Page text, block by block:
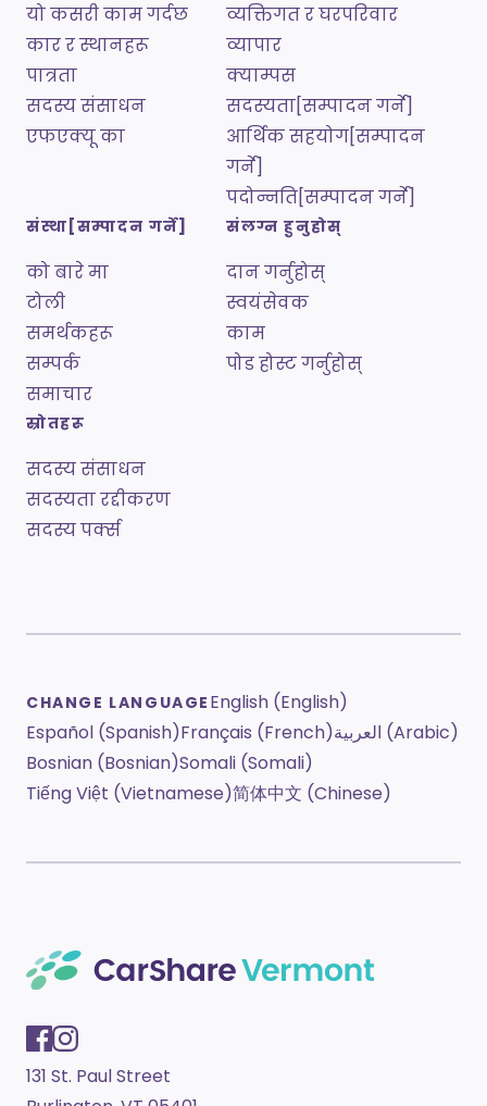
यो कसरी काम गर्दछ
कार र स्थानहरू
पात्रता
सदस्य संसाधन
एफएक्यू का
व्यक्तिगत र घरपरिवार
व्यापार
क्याम्पस
सदस्यता[सम्पादन गर्ने]
आर्थिक सहयोग[सम्पादन
गर्ने]
पदोन्नति[सम्पादन गर्ने]
संस्था[सम्पादन गर्ने]
को बारे मा
टोली
समर्थकहरू
सम्पर्क
समाचार
संलग्न हुनुहोस्
दान गर्नुहोस्
स्वयंसेवक
काम
पोड होस्ट गर्नुहोस्
स्रोतहरू
सदस्य संसाधन
सदस्यता रद्दीकरण
सदस्य पर्क्स
CHANGE LANGUAGE English (English)
Español (Spanish)Français (French)
العربية (Arabic)
Bosnian (Bosnian)Somali (Somali)
Tiếng Việt (Vietnamese)简体中文 (Chinese)
131 St. Paul Street